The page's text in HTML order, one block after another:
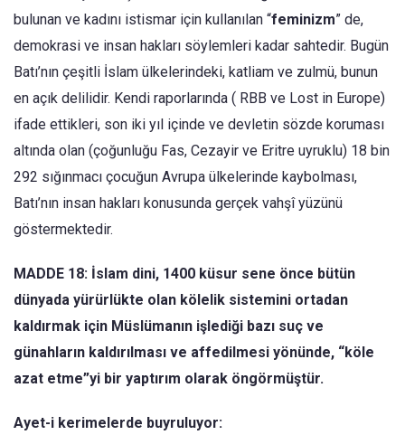
bulunan ve kadını istismar için kullanılan “feminizm” de,
demokrasi ve insan hakları söylemleri kadar sahtedir. Bugün
Batı’nın çeşitli İslam ülkelerindeki, katliam ve zulmü, bunun
en açık delilidir. Kendi raporlarında ( RBB ve Lost in Europe)
ifade ettikleri, son iki yıl içinde ve devletin sözde koruması
altında olan (çoğunluğu Fas, Cezayir ve Eritre uyruklu) 18 bin
292 sığınmacı çocuğun Avrupa ülkelerinde kaybolması,
Batı’nın insan hakları konusunda gerçek vahşî yüzünü
göstermektedir.
MADDE 18: İslam dini, 1400 küsur sene önce bütün
dünyada yürürlükte olan kölelik sistemini ortadan
kaldırmak için Müslümanın işlediği bazı suç ve
günahların kaldırılması ve affedilmesi yönünde, “köle
azat etme”yi bir yaptırım olarak öngörmüştür.
Ayet-i kerimelerde buyruluyor: